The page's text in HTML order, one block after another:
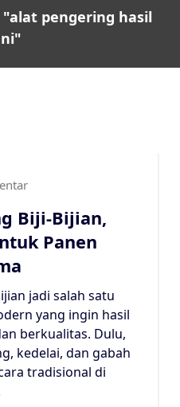
pengering hasil
Biji-Bijian,
Panen
jadi salah satu
yang ingin hasil
berkualitas. Dulu,
kedelai, dan gabah
tradisional di